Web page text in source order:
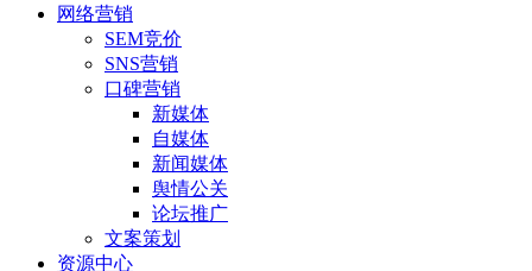
网络营销
SEM竞价
SNS营销
口碑营销
新媒体
自媒体
新闻媒体
舆情公关
论坛推广
文案策划
资源中心